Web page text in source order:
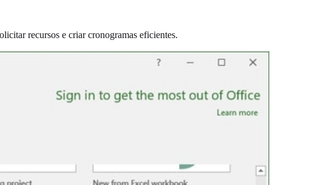
recursos e criar cronogramas eficientes.